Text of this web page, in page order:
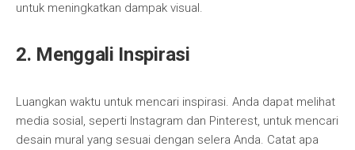
untuk meningkatkan dampak visual.
2. Menggali Inspirasi
Luangkan waktu untuk mencari inspirasi. Anda dapat melihat
media sosial, seperti Instagram dan Pinterest, untuk mencari
desain mural yang sesuai dengan selera Anda. Catat apa